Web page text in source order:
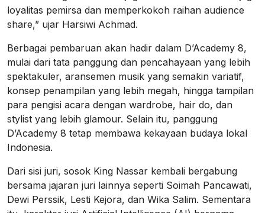
loyalitas pemirsa dan memperkokoh raihan audience
share,” ujar Harsiwi Achmad.
Berbagai pembaruan akan hadir dalam D’Academy 8,
mulai dari tata panggung dan pencahayaan yang lebih
spektakuler, aransemen musik yang semakin variatif,
konsep penampilan yang lebih megah, hingga tampilan
para pengisi acara dengan wardrobe, hair do, dan
stylist yang lebih glamour. Selain itu, panggung
D’Academy 8 tetap membawa kekayaan budaya lokal
Indonesia.
Dari sisi juri, sosok King Nassar kembali bergabung
bersama jajaran juri lainnya seperti Soimah Pancawati,
Dewi Perssik, Lesti Kejora, dan Wika Salim. Sementara